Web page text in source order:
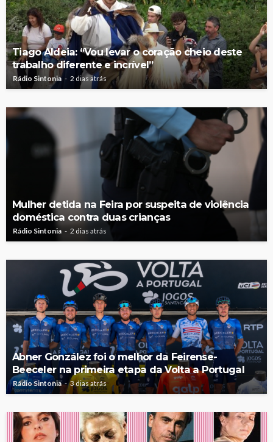
Tiago Aldeia: “Vou levar o coração cheio deste
trabalho diferente e incrível”
Rádio Sintonia 2 dias atrás
Mulher detida na Feira por suspeita de violência
doméstica contra duas crianças
Rádio Sintonia 2 dias atrás
Abner González foi o melhor da Feirense-
Beeceler na primeira etapa da Volta a Portugal
Rádio Sintonia 3 dias atrás